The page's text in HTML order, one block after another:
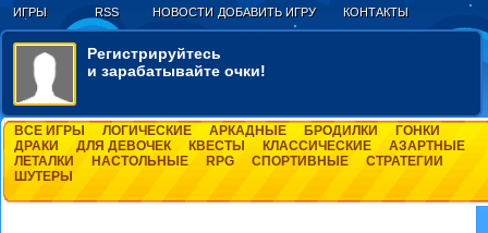
ИГРЫ RSS НОВОСТИ ДОБАВИТЬ ИГРУ КОНТАКТЫ
Регистрируйтесь
и зарабатывайте очки!
ВСЕ ИГРЫ ЛОГИЧЕСКИЕ АРКАДНЫЕ БРОДИЛКИ
ГОНКИ
ДРАКИ
ДЛЯ ДЕВОЧЕК КВЕСТЫ КЛАССИЧЕСКИЕ
АЗАРТНЫЕ
ЛЕТАЛКИ
НАСТОЛЬНЫЕ RPG СПОРТИВНЫЕ
СТРАТЕГИИ
ШУТЕРЫ